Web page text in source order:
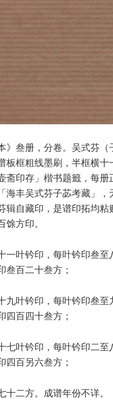
》叁册，分卷。吴式芬
板框粗线墨刷，半框横十
斋印存」楷书题籤，每
海丰吴式芬子苾考藏」
辑自藏印，是谱印拓均
方印。
一叶钤印，每叶钤印叁至
叁百二十叁方；
九叶钤印，每叶钤印叁至
四百四十叁方；
七叶钤印，每叶钤印二至
四百另六叁方；
二方。成谱年份不详。